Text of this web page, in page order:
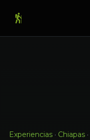
Experiencias · Chiapas ·